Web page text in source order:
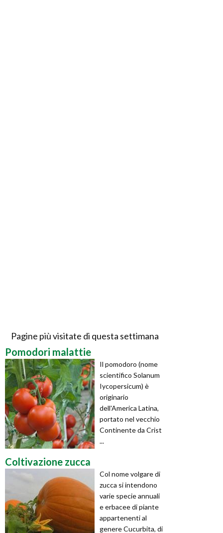
Pagine più visitate di questa settimana
Pomodori malattie
Il pomodoro (nome
scientifico Solanum
Iycopersicum) è
originario
dell'America Latina,
portato nel vecchio
Continente da Crist
...
Coltivazione zucca
Col nome volgare di
zucca si intendono
varie specie annuali
e erbacee di piante
appartenenti al
genere Cucurbita, di